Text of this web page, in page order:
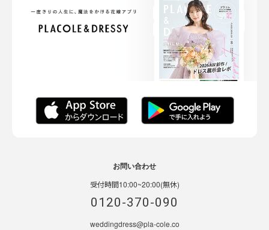
お問い合わせ
受付時間10:00~20:00(無休)
0120-370-090
weddingdress@pla-cole.co